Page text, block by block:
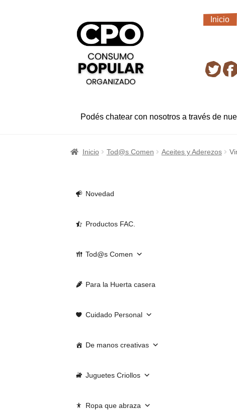
navegación
al
contenido
Inicio
Podés chatear con nosotros a través de
Inicio Tod@s Comen Aceites y Aderezos
Novedad
Productos FAC.
Tod@s Comen
Para la Huerta casera
Cuidado Personal
De manos creativas
Juguetes Criollos
Ropa que abraza